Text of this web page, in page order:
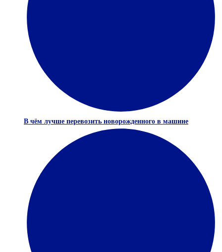
В чём лучше перевозить новорожденного в машине